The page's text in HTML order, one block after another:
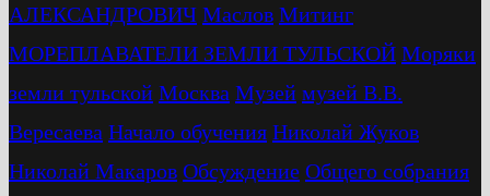
АЛЕКСАНДРОВИЧ Маслов Митинг
МОРЕПЛАВАТЕЛИ ЗЕМЛИ ТУЛЬСКОЙ Моряки
земли тульской Москва Музей музей В.В.
Вересаева Начало обучения Николай Жуков
Николай Макаров Обсуждение Общего собрания